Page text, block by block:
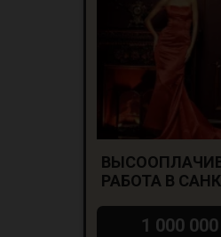
РАБОТА В
ДЕВУШЕК 18+
1 000